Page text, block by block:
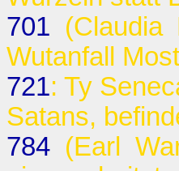
701 (Claudia
Wutanfall
721: Ty
Satans,
784 (Earl